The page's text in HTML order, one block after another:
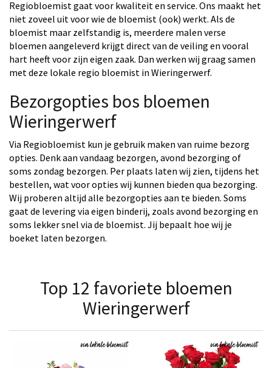
Regiobloemist gaat voor kwaliteit en service. Ons maakt het
niet zoveel uit voor wie de bloemist (ook) werkt. Als de
bloemist maar zelfstandig is, meerdere malen verse
bloemen aangeleverd krijgt direct van de veiling en vooral
hart heeft voor zijn eigen zaak. Dan werken wij graag samen
met deze lokale regio bloemist in Wieringerwerf.
Bezorgopties bos bloemen
Wieringerwerf
Via Regiobloemist kun je gebruik maken van ruime bezorg
opties. Denk aan vandaag bezorgen, avond bezorging of
soms zondag bezorgen. Per plaats laten wij zien, tijdens het
bestellen, wat voor opties wij kunnen bieden qua bezorging.
Wij proberen altijd alle bezorgopties aan te bieden. Soms
gaat de levering via eigen binderij, zoals avond bezorging en
soms lekker snel via de bloemist. Jij bepaalt hoe wij je
boeket laten bezorgen.
Top 12 favoriete bloemen
Wieringerwerf